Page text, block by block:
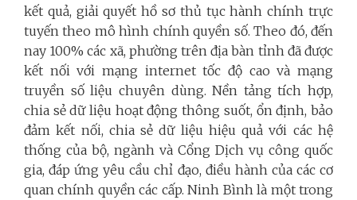
kết quả, giải quyết hồ sơ thủ tục hành chính trực
tuyến theo mô hình chính quyền số.Theo đó, đến
nay 100% các xã, phường trên địa bàn tỉnh đã được
kết nối với mạng internet tốc độ cao và mạng
truyền số liệu chuyên dùng. Nền tảng tích hợp,
chia sẻ dữ liệu hoạt động thông suốt, ổn định, bảo
đảm kết nối, chia sẻ dữ liệu hiệu quả với các hệ
thống của bộ, ngành và Cổng Dịch vụ công quốc
gia, đáp ứng yêu cầu chỉ đạo, điều hành của các cơ
quan chính quyền các cấp. Ninh Bình là một trong